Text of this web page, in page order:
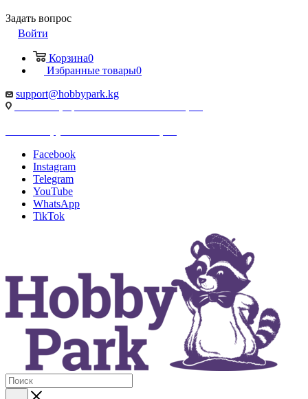
Задать вопрос
Войти
Корзина0
Избранные товары0
support@hobbypark.kg
Facebook
Instagram
Telegram
YouTube
WhatsApp
TikTok